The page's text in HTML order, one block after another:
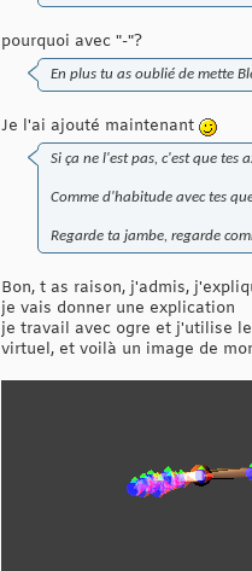
pourquoi avec "-"?
En plus tu as oublié de mette
Je l'ai ajouté maintenant
Si ça ne l'est pas, c'est que tes
Comme d'habitude avec tes
Regarde ta jambe, regarde
Bon, t as raison, j'admis,
je vais donner une explication
je travail avec ogre et j'utilise
virtuel, et voilà un image de